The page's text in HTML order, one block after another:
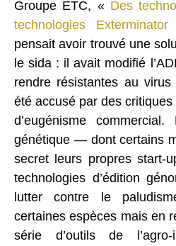
Groupe ETC, « Des
technologies Exterminator
pensait avoir trouvé une
le sida : il avait modifié
rendre résistantes au
été accusé par des
d’eugénisme
génétique — dont certains
secret leurs propres
technologies d’édition
lutter contre le
certaines espèces mais en
série d’outils de